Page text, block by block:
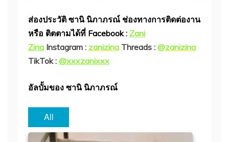
ส่องประวัติ ซานิ นิภาภรณ์ ช่องทางการติดต่องาน
หรือ ติตตามได้ที่ Facebook : Zani
Zina Instagram : zanizina Threads : @zanizina
TikTok : @xxxzanixxx
อัลบั้มของ ซานิ นิภาภรณ์
All